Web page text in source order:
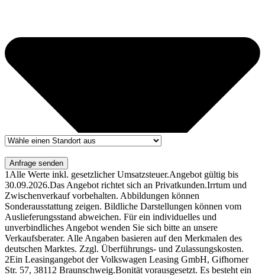
Anfrage senden
1 Alle Werte inkl. gesetzlicher Umsatzsteuer.Angebot gültig bis
30.09.2026.Das Angebot richtet sich an Privatkunden.Irrtum und
Zwischenverkauf vorbehalten. Abbildungen können
Sonderausstattung zeigen. Bildliche Darstellungen können vom
Auslieferungsstand abweichen. Für ein individuelles und
unverbindliches Angebot wenden Sie sich bitte an unsere
Verkaufsberater. Alle Angaben basieren auf den Merkmalen des
deutschen Marktes. Zzgl. Überführungs- und Zulassungskosten.
2Ein Leasingangebot der Volkswagen Leasing GmbH, Gifhorner
Str. 57, 38112 Braunschweig.Bonität vorausgesetzt. Es besteht ein